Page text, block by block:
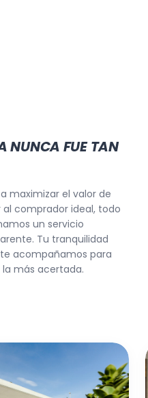
NUNCA FUE TAN
maximizar el valor de
comprador ideal, todo
un servicio
Tu tranquilidad
acompañamos para
más acertada.